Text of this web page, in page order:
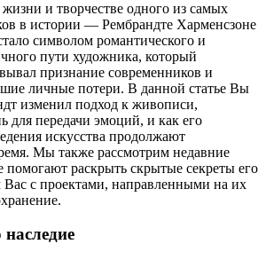
жизни и творчестве одного из самых
в истории — Рембрандте Харменсзоне
символом романтического и
пути художника, который
признание современников и
личные потери. В данной статье Вы
изменил подход к живописи,
для передачи эмоций, и как его
искусства продолжают
Мы также рассмотрим недавние
помогают раскрыть скрытые секреты его
Вас с проектами, направленными на их